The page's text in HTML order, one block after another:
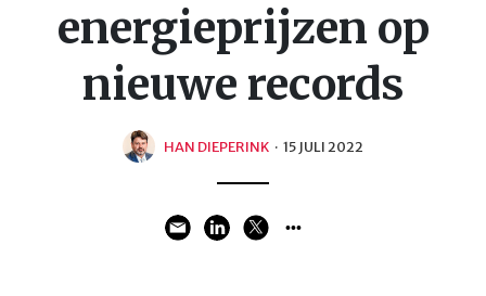
energieprijzen op
nieuwe records
HAN DIEPERINK · 15 JULI 2022